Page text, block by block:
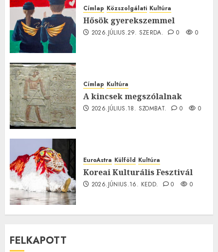
Címlap Közszolgálati Kultúra
Hősök gyerekszemmel
2026.JÚLIUS.29. SZERDA. 0 0
Címlap Kultúra
A kincsek megszólalnak
2026.JÚLIUS.18. SZOMBAT. 0 0
EuroAstra Külföld Kultúra
Koreai Kulturális Fesztivál
2026.JÚNIUS.16. KEDD. 0 0
FELKAPOTT